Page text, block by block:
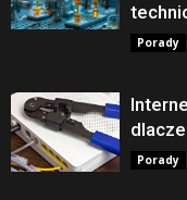
Porady
Porady